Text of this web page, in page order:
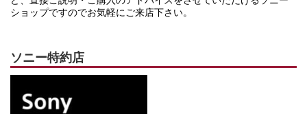
ショップですのでお気軽にご来店下さい。
ソニー特約店